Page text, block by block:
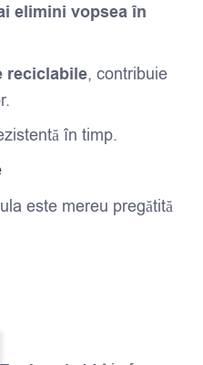
elimini vopsea în
reciclabile, contribuie
în timp.
este mereu pregătită